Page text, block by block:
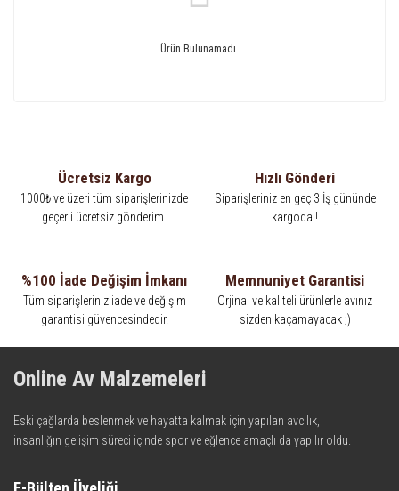
Ürün Bulunamadı.
Ücretsiz Kargo
1000₺ ve üzeri tüm siparişlerinizde
geçerli ücretsiz gönderim.
Hızlı Gönderi
Siparişleriniz en geç 3 İş gününde
kargoda !
%100 İade Değişim İmkanı
Tüm siparişleriniz iade ve değişim
garantisi güvencesindedir.
Memnuniyet Garantisi
Orjinal ve kaliteli ürünlerle avınız
sizden kaçamayacak ;)
Online Av Malzemeleri
Eski çağlarda beslenmek ve hayatta kalmak için yapılan avcılık,
insanlığın gelişim süreci içinde spor ve eğlence amaçlı da yapılır oldu.
teknolojinin dokunuşuyla av malzemelerinde en iyisini meydana